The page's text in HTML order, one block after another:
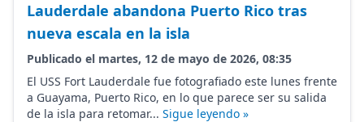
Lauderdale abandona Puerto Rico tras
nueva escala en la isla
Publicado el martes, 12 de mayo de 2026, 08:35
El USS Fort Lauderdale fue fotografiado este lunes frente
a Guayama, Puerto Rico, en lo que parece ser su salida
de la isla para retomar... Sigue leyendo »